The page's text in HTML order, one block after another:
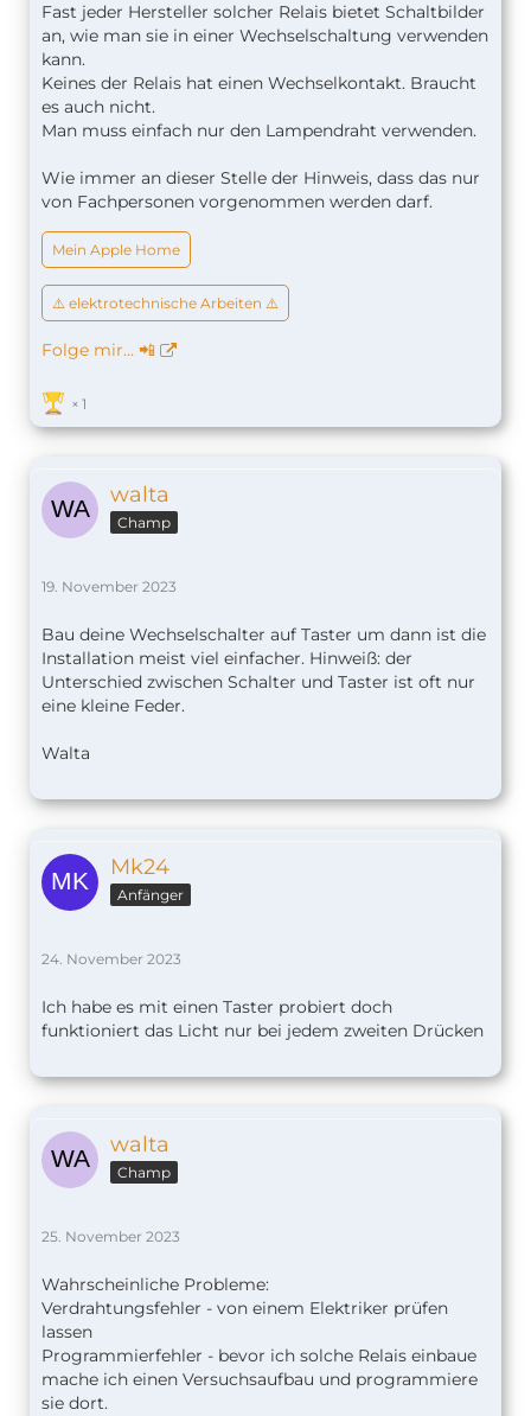
Fast jeder Hersteller solcher Relais bietet Schaltbilder
an, wie man sie in einer Wechselschaltung verwenden
kann.
Keines der Relais hat einen Wechselkontakt. Braucht
es auch nicht.
Man muss einfach nur den Lampendraht verwenden.
Wie immer an dieser Stelle der Hinweis, dass das nur
von Fachpersonen vorgenommen werden darf.
Mein Apple Home
⚠️ elektrotechnische Arbeiten ⚠️
Folge mir… 📲
1
walta
Champ
19. November 2023
Bau deine Wechselschalter auf Taster um dann ist die
Installation meist viel einfacher. Hinweiß: der
Unterschied zwischen Schalter und Taster ist oft nur
eine kleine Feder.
Walta
Mk24
Anfänger
24. November 2023
Ich habe es mit einen Taster probiert doch
funktioniert das Licht nur bei jedem zweiten Drücken
walta
Champ
25. November 2023
Wahrscheinliche Probleme:
Verdrahtungsfehler - von einem Elektriker prüfen
lassen
Programmierfehler - bevor ich solche Relais einbaue
mache ich einen Versuchsaufbau und programmiere
sie dort.